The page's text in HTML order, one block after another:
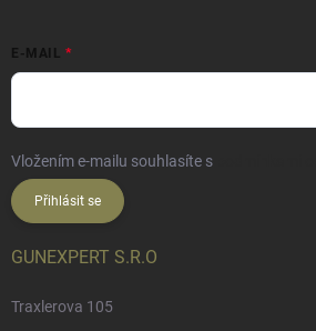
E-MAIL
Vložením e-mailu souhlasíte s
Přihlásit se
GUNEXPERT S.R.O
Traxlerova 105